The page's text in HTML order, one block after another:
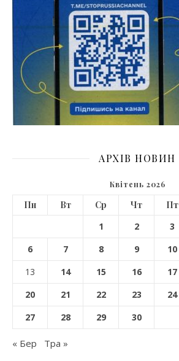
АРХІВ НОВИН
Квітень 2026
Пн Вт Ср Чт Пт
1
2 3
6
7 8 9 10
13
14 15 16 17
20
21 22 23 24
27
28 29 30
« Бер Тра »